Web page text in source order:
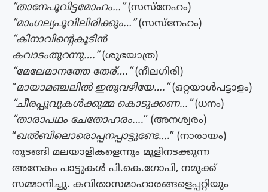
“താനേപൂവിട്ടമോഹം…”(സസ്നേഹം)
“മാംഗല്യപൂവിലിരിക്കും…”(സസ്നേഹം)
“കിനാവിന്റെകൂടിൻ
കവാടംതുറന്നു….”(ശുഭയാത്ര)
“മേലേമാനത്തേ തേര്….”(നീലഗിരി)
“മായാമഞ്ചലിൽ ഇതുവഴിയേ….”(ഒറ്റയാൾപട്ടാളം)
“ചീരപ്പൂവുകൾക്കുമ്മ കൊടുക്കണ…”(ധനം)
“താരാപഥം ചേതോഹരം….” (അനശ്വരം)
“ഖൽബിലൊരൊപ്പനപ്പാട്ടുണ്ടേ….” (നാരായം)
തുടങ്ങി മലയാളികളെന്നും മൂളിനടക്കുന്ന
അനേകം പാട്ടുകൾ പി.കെ.ഗോപി, നമുക്ക്
സമ്മാനിച്ചു. കവിതാസമാഹാരങ്ങളെപ്പറ്റിയും